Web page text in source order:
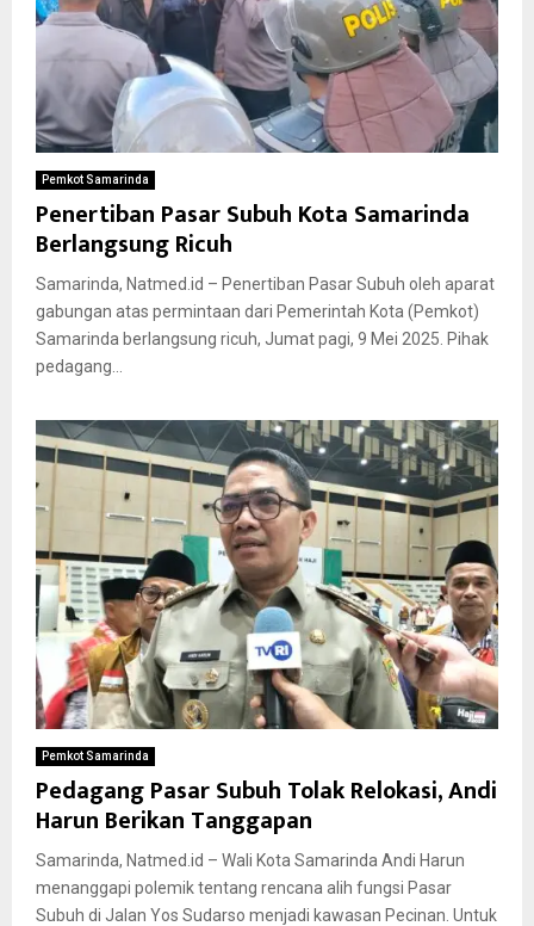
Pemkot Samarinda
Penertiban Pasar Subuh Kota Samarinda
Berlangsung Ricuh
Samarinda, Natmed.id – Penertiban Pasar Subuh oleh aparat
gabungan atas permintaan dari Pemerintah Kota (Pemkot)
Samarinda berlangsung ricuh, Jumat pagi, 9 Mei 2025. Pihak
pedagang...
Pemkot Samarinda
Pedagang Pasar Subuh Tolak Relokasi, Andi
Harun Berikan Tanggapan
Samarinda, Natmed.id – Wali Kota Samarinda Andi Harun
menanggapi polemik tentang rencana alih fungsi Pasar
Subuh di Jalan Yos Sudarso menjadi kawasan Pecinan. Untuk